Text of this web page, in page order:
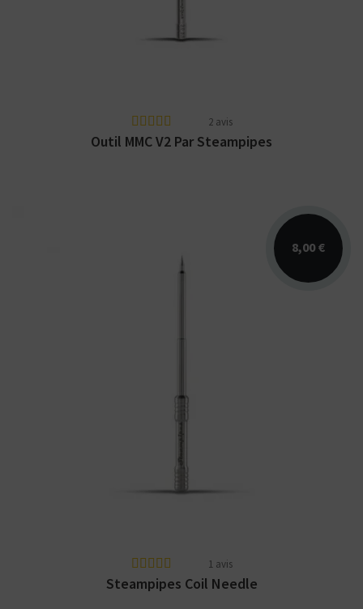
2 avis
Outil MMC V2 Par Steampipes
8,00 €
Grâce à cet outil Steampipes Coil Needle,
1 avis
Steampipes Coil Needle